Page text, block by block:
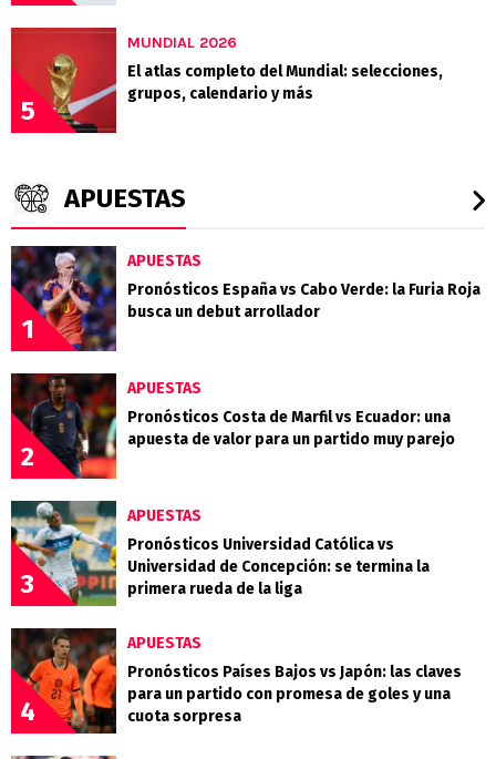
5
MUNDIAL 2026
El atlas completo del Mundial: selecciones,
grupos, calendario y más
APUESTAS
1
APUESTAS
Pronósticos España vs Cabo Verde: la Furia Roja
busca un debut arrollador
2
APUESTAS
Pronósticos Costa de Marfil vs Ecuador: una
apuesta de valor para un partido muy parejo
3
APUESTAS
Pronósticos Universidad Católica vs
Universidad de Concepción: se termina la
primera rueda de la liga
4
APUESTAS
Pronósticos Países Bajos vs Japón: las claves
para un partido con promesa de goles y una
cuota sorpresa